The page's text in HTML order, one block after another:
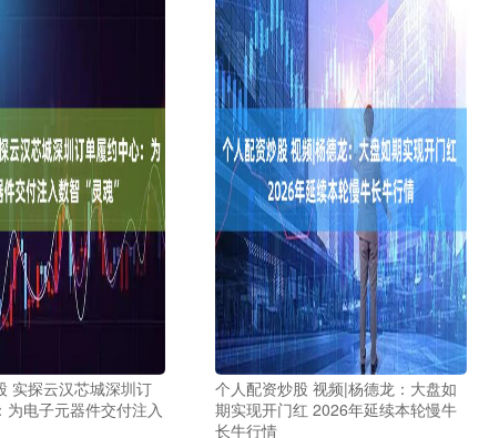
实探云汉芯城深圳订
为电子元器件交付注入
个人配资炒股 视频|杨德龙：大盘如
期实现开门红 2026年延续本轮慢牛
长牛行情